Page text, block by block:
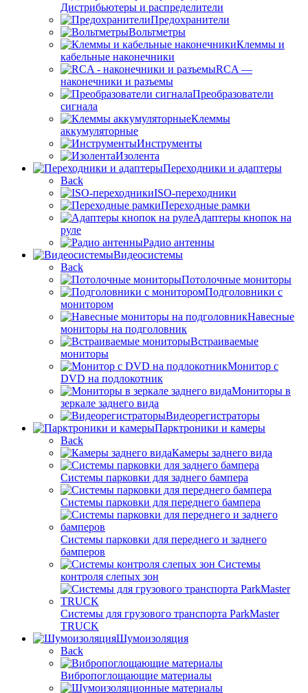
Дистрибьютеры и распределители
Предохранители
Вольтметры
Клеммы и
кабельные наконечники
RCA —
наконечники и разъемы
Преобразователи
сигнала
Клеммы
аккумуляторные
Инструменты
Изолента
Переходники и адаптеры
Back
ISO-переходники
Переходные рамки
Адаптеры кнопок на
руле
Радио антенны
Видеосистемы
Back
Потолочные мониторы
Подголовники с
монитором
Навесные
мониторы на подголовник
Встраиваемые
мониторы
Монитор с
DVD на подлокотник
Мониторы в
зеркале заднего вида
Видеорегистраторы
Парктроники и камеры
Back
Камеры заднего вида
Системы парковки для заднего бампера
Системы парковки для переднего бампера
Системы парковки для переднего и заднего
бамперов
Системы
контроля слепых зон
Системы для грузового транспорта ParkMaster
TRUCK
Шумоизоляция
Back
Вибропоглощающие материалы